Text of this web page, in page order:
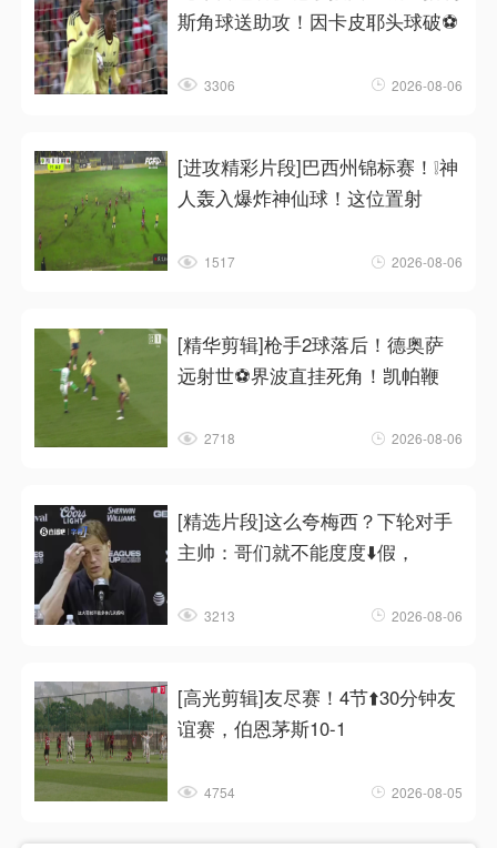
斯角球送助攻！因卡皮耶头球破⚽
3306 2026-08-06
[进攻精彩片段]巴西州锦标赛！❕神
人轰入爆炸神仙球！这位置射
1517 2026-08-06
[精华剪辑]枪手2球落后！德奥萨
远射世⚽界波直挂死角！凯帕鞭
2718 2026-08-06
[精选片段]这么夸梅西？下轮对手
主帅：哥们就不能度度⬇️假，
3213 2026-08-06
[高光剪辑]友尽赛！4节⬆️30分钟友
谊赛，伯恩茅斯10-1
4754 2026-08-05